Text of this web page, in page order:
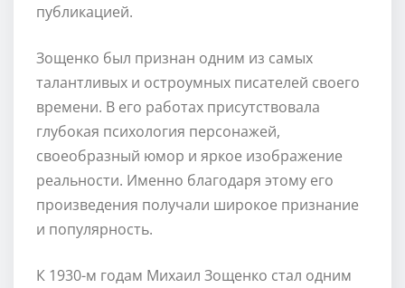
публикацией.
Зощенко был признан одним из самых
талантливых и остроумных писателей своего
времени. В его работах присутствовала
глубокая психология персонажей,
своеобразный юмор и яркое изображение
реальности. Именно благодаря этому его
произведения получали широкое признание
и популярность.
К 1930-м годам Михаил Зощенко стал одним